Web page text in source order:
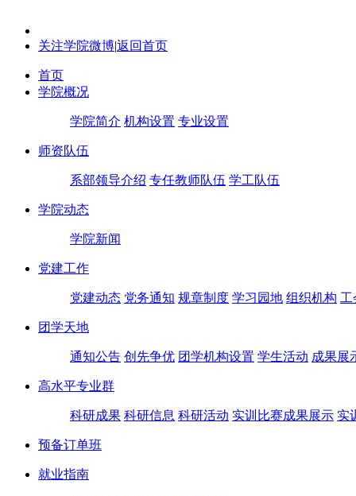
关注学院微博|返回首页
首页
学院概况
学院简介 机构设置 专业设置
师资队伍
系部领导介绍 专任教师队伍 学工队伍
学院动态
学院新闻
党建工作
党建动态 党务通知 规章制度 学习园地 组织机构 工
团学天地
通知公告 创先争优 团学机构设置 学生活动 成果展
高水平专业群
科研成果 科研信息 科研活动 实训比赛成果展示 实
预备订单班
就业指南